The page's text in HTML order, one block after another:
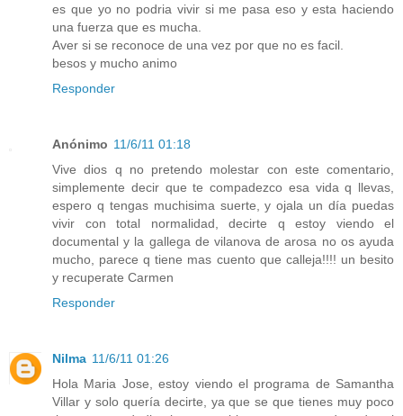
es que yo no podria vivir si me pasa eso y esta haciendo
una fuerza que es mucha.
Aver si se reconoce de una vez por que no es facil.
besos y mucho animo
Responder
Anónimo 11/6/11 01:18
Vive dios q no pretendo molestar con este comentario,
simplemente decir que te compadezco esa vida q llevas,
espero q tengas muchisima suerte, y ojala un día puedas
vivir con total normalidad, decirte q estoy viendo el
documental y la gallega de vilanova de arosa no os ayuda
mucho, parece q tiene mas cuento que calleja!!!! un besito
y recuperate Carmen
Responder
Nilma 11/6/11 01:26
Hola Maria Jose, estoy viendo el programa de Samantha
Villar y solo quería decirte, ya que se que tienes muy poco